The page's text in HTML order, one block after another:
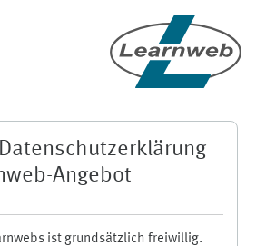
Angebot
ist grundsätzlich freiwillig.